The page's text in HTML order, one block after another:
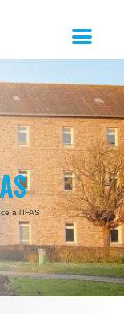
à l'IFAS